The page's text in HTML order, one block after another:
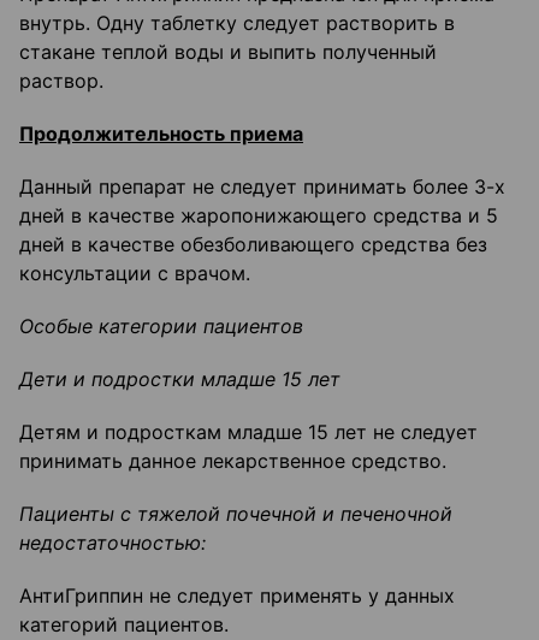
внутрь. Одну таблетку следует растворить в
стакане теплой воды и выпить полученный
раствор.
Продолжительность приема
Данный препарат не следует принимать более 3-х
дней в качестве жаропонижающего средства и 5
дней в качестве обезболивающего средства без
консультации с врачом.
Особые категории пациентов
Дети и подростки младше 15 лет
Детям и подросткам младше 15 лет не следует
принимать данное лекарственное средство.
Пациенты с тяжелой почечной и печеночной
недостаточностью:
АнтиГриппин не следует применять у данных
категорий пациентов.